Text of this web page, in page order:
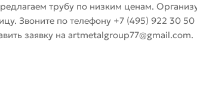
трубу по низким ценам.
Звоните по телефону +7 (495) 922 30
заявку на artmetalgroup77@gmail.com.